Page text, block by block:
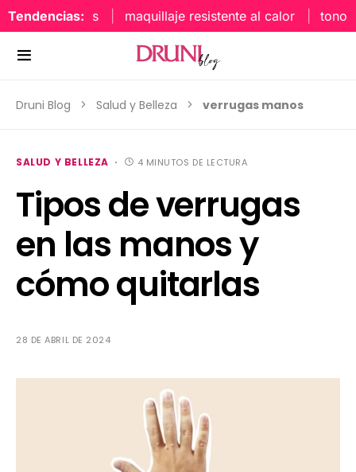
Tendencias: maquillaje resistente al calor tonos
Druni Blog Salud y Belleza verrugas manos
SALUD Y BELLEZA 4 MINUTOS DE LECTURA
Tipos de verrugas
en las manos y
cómo quitarlas
28 DE ABRIL DE 2024